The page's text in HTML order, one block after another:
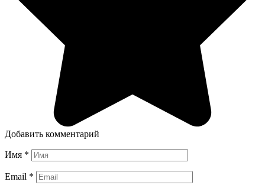
Добавить комментарий
Имя *
Email *